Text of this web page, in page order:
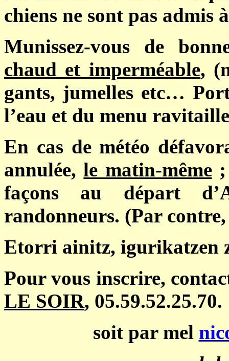
chiens ne sont pas admis
Munissez-vous de
chaud et imperméable,
gants, jumelles etc…
l’eau et du menu
En cas de météo
annulée,le matin-même;
façons au départ
randonneurs. (Par
Etorri ainitz, igurikatzen
Pour vous inscrire,
LE SOIR, 05.59.52.25.70.
soit par mel